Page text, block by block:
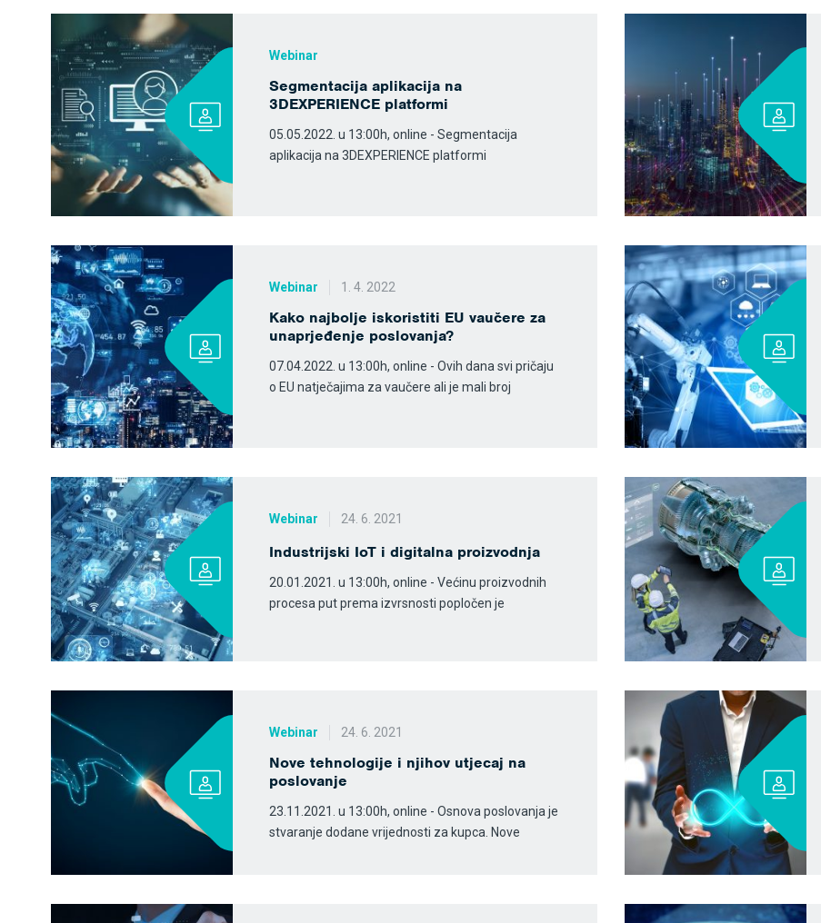
Webinar
Segmentacija aplikacija na
3DEXPERIENCE platformi
05.05.2022. u 13:00h, online - Segmentacija
aplikacija na 3DEXPERIENCE platformi
Webinar 1. 4. 2022
Kako najbolje iskoristiti EU vaučere za
unaprjeđenje poslovanja?
07.04.2022. u 13:00h, online - Ovih dana svi pričaju
o EU natječajima za vaučere ali je mali broj
Webinar 24. 6. 2021
Industrijski IoT i digitalna proizvodnja
20.01.2021. u 13:00h, online - Većinu proizvodnih
procesa put prema izvrsnosti popločen je
Webinar 24. 6. 2021
Nove tehnologije i njihov utjecaj na
poslovanje
23.11.2021. u 13:00h, online - Osnova poslovanja je
stvaranje dodane vrijednosti za kupca. Nove